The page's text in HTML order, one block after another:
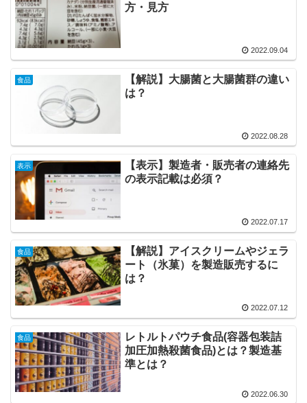
方・見方
2022.09.04
食品
【解説】大腸菌と大腸菌群の違い
は？
2022.08.28
表示
【表示】製造者・販売者の連絡先
の表示記載は必須？
2022.07.17
食品
【解説】アイスクリームやジェラ
ート（氷菓）を製造販売するに
は？
2022.07.12
食品
レトルトパウチ食品(容器包装詰
加圧加熱殺菌食品)とは？製造基
準とは？
2022.06.30